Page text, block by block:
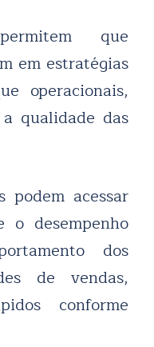
que
em estratégias
operacionais,
qualidade das
podem acessar
o desempenho
dos
de vendas,
conforme